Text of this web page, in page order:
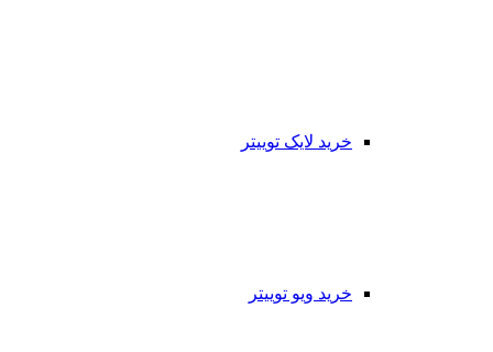
خرید لایک توییتر
خرید ویو توییتر